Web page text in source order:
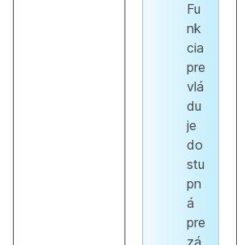
Fu
nk
cia
pre
vlá
du
je
do
stu
pn
á
pre
zá